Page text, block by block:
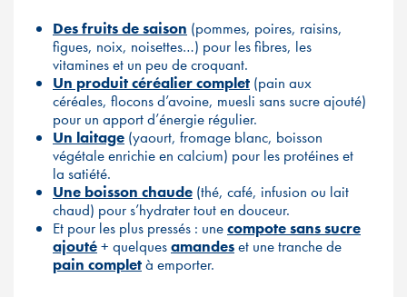
Des fruits de saison (pommes, poires, raisins,
figues, noix, noisettes…) pour les fibres, les
vitamines et un peu de croquant.
Un produit céréalier complet (pain aux
céréales, flocons d’avoine, muesli sans sucre ajouté)
pour un apport d’énergie régulier.
Un laitage (yaourt, fromage blanc, boisson
végétale enrichie en calcium) pour les protéines et
la satiété.
Une boisson chaude (thé, café, infusion ou lait
chaud) pour s’hydrater tout en douceur.
Et pour les plus pressés : unecompote sans sucre
ajouté+ quelquesamandeset une tranche de
pain completà emporter.